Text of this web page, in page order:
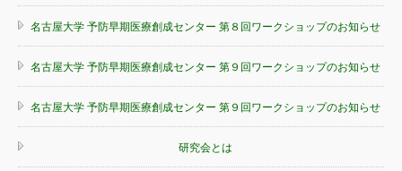
名古屋大学 予防早期医療創成センター 第８回ワークショップのお知らせ
名古屋大学 予防早期医療創成センター 第９回ワークショップのお知らせ
名古屋大学 予防早期医療創成センター 第９回ワークショップのお知らせ
研究会とは